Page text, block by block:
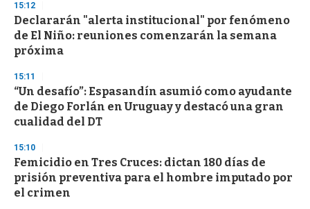
15:12
Declararán "alerta institucional" por fenómeno
de El Niño: reuniones comenzarán la semana
próxima
15:11
“Un desafío”: Espasandín asumió como ayudante
de Diego Forlán en Uruguay y destacó una gran
cualidad del DT
15:10
Femicidio en Tres Cruces: dictan 180 días de
prisión preventiva para el hombre imputado por
el crimen